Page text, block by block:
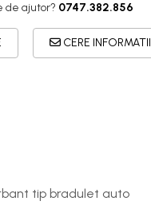
de ajutor? 0747.382.856
CERE INFORMATII
tip bradulet auto